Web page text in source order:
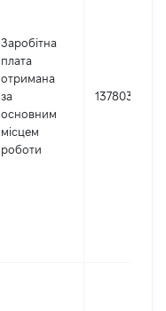
Заробітна
плата
отримана
за
основним
місцем
роботи
137803